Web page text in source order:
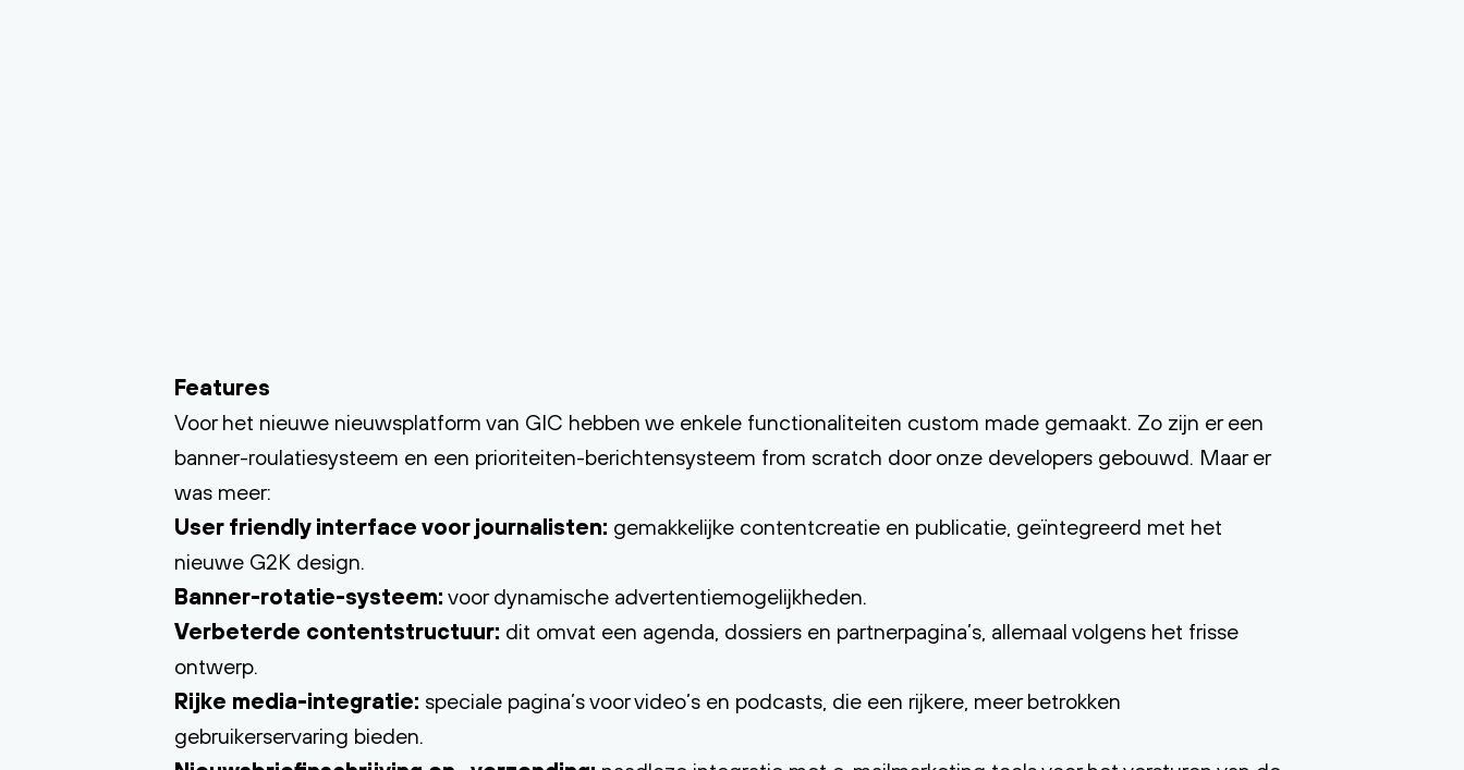
Features
Voor het nieuwe nieuwsplatform van GIC hebben we enkele functionaliteiten custom made gemaakt. Zo zijn er een
banner-roulatiesysteem en een prioriteiten-berichtensysteem from scratch door onze developers gebouwd. Maar er
was meer:
User friendly interface voor journalisten: gemakkelijke contentcreatie en publicatie, geïntegreerd met het
nieuwe G2K design.
Banner-rotatie-systeem: voor dynamische advertentiemogelijkheden.
Verbeterde contentstructuur: dit omvat een agenda, dossiers en partnerpagina’s, allemaal volgens het frisse
ontwerp.
Rijke media-integratie: speciale pagina’s voor video’s en podcasts, die een rijkere, meer betrokken
gebruikerservaring bieden.